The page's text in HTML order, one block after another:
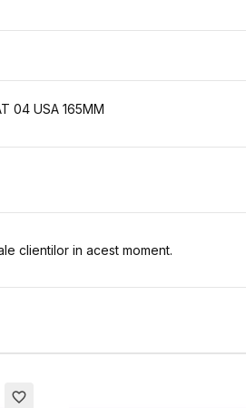
04 USA 165MM
clientilor in acest moment.
favorite_border